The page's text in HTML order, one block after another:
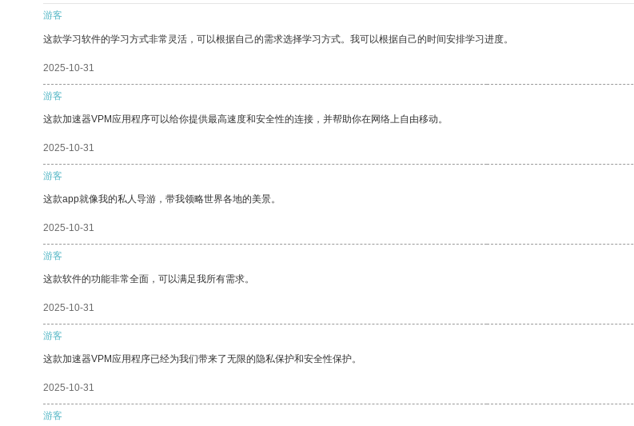
游客
这款学习软件的学习方式非常灵活，可以根据自己的需求选择学习方式。我可以根据自己的时间安排学习进度。
2025-10-31
游客
这款加速器VPM应用程序可以给你提供最高速度和安全性的连接，并帮助你在网络上自由移动。
2025-10-31
游客
这款app就像我的私人导游，带我领略世界各地的美景。
2025-10-31
游客
这款软件的功能非常全面，可以满足我所有需求。
2025-10-31
游客
这款加速器VPM应用程序已经为我们带来了无限的隐私保护和安全性保护。
2025-10-31
游客